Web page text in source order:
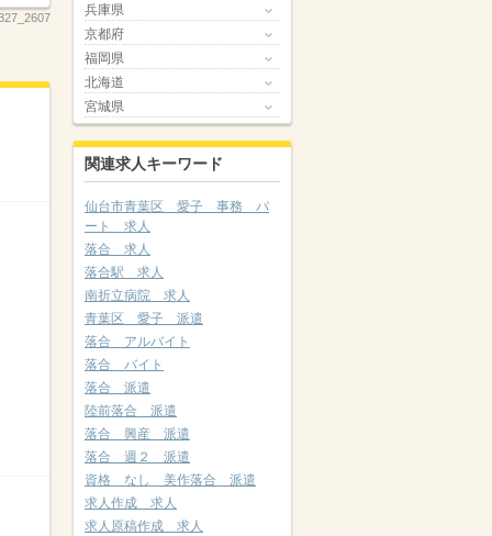
兵庫県
京都府
福岡県
北海道
宮城県
関連求人キーワード
仙台市青葉区 愛子 事務 パ
ート 求人
落合 求人
落合駅 求人
南折立病院 求人
青葉区 愛子 派遣
落合 アルバイト
落合 バイト
落合 派遣
陸前落合 派遣
落合 興産 派遣
落合 週２ 派遣
資格 なし 美作落合 派遣
求人作成 求人
求人原稿作成 求人